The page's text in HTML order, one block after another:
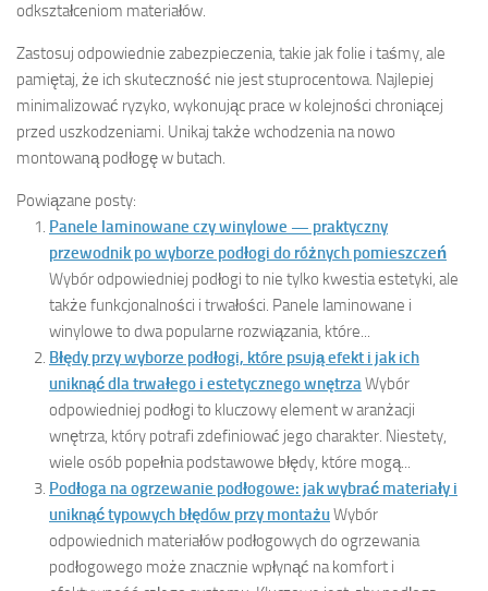
odkształceniom materiałów.
Zastosuj odpowiednie zabezpieczenia, takie jak folie i taśmy, ale
pamiętaj, że ich skuteczność nie jest stuprocentowa. Najlepiej
minimalizować ryzyko, wykonując prace w kolejności chroniącej
przed uszkodzeniami. Unikaj także wchodzenia na nowo
montowaną podłogę w butach.
Powiązane posty:
Panele laminowane czy winylowe — praktyczny
przewodnik po wyborze podłogi do różnych pomieszczeń
Wybór odpowiedniej podłogi to nie tylko kwestia estetyki, ale
także funkcjonalności i trwałości. Panele laminowane i
winylowe to dwa popularne rozwiązania, które...
Błędy przy wyborze podłogi, które psują efekt i jak ich
uniknąć dla trwałego i estetycznego wnętrzaWybór
odpowiedniej podłogi to kluczowy element w aranżacji
wnętrza, który potrafi zdefiniować jego charakter. Niestety,
wiele osób popełnia podstawowe błędy, które mogą...
Podłoga na ogrzewanie podłogowe: jak wybrać materiały i
uniknąć typowych błędów przy montażuWybór
odpowiednich materiałów podłogowych do ogrzewania
podłogowego może znacznie wpłynąć na komfort i